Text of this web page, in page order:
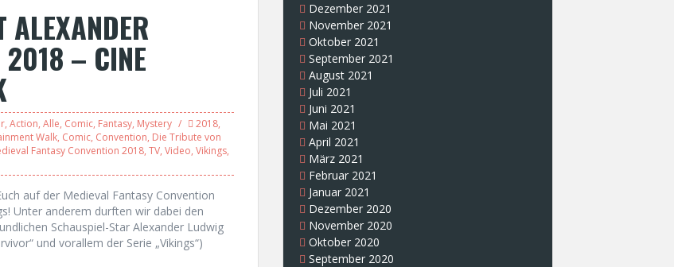
2018 – CINE
, Action, Alle, Comic, Fantasy, Mystery 2018,
Walk, Comic, Convention, Die Tribute von
Fantasy Convention 2018, TV, Video, Vikings,
auf der Medieval Fantasy Convention
Unter anderem durften wir dabei den
Schauspiel-Star Alexander Ludwig
und vorallem der Serie „Vikings“)
Dezember 2021
November 2021
Oktober 2021
September 2021
August 2021
Juli 2021
Juni 2021
Mai 2021
April 2021
März 2021
Februar 2021
Januar 2021
Dezember 2020
November 2020
Oktober 2020
September 2020